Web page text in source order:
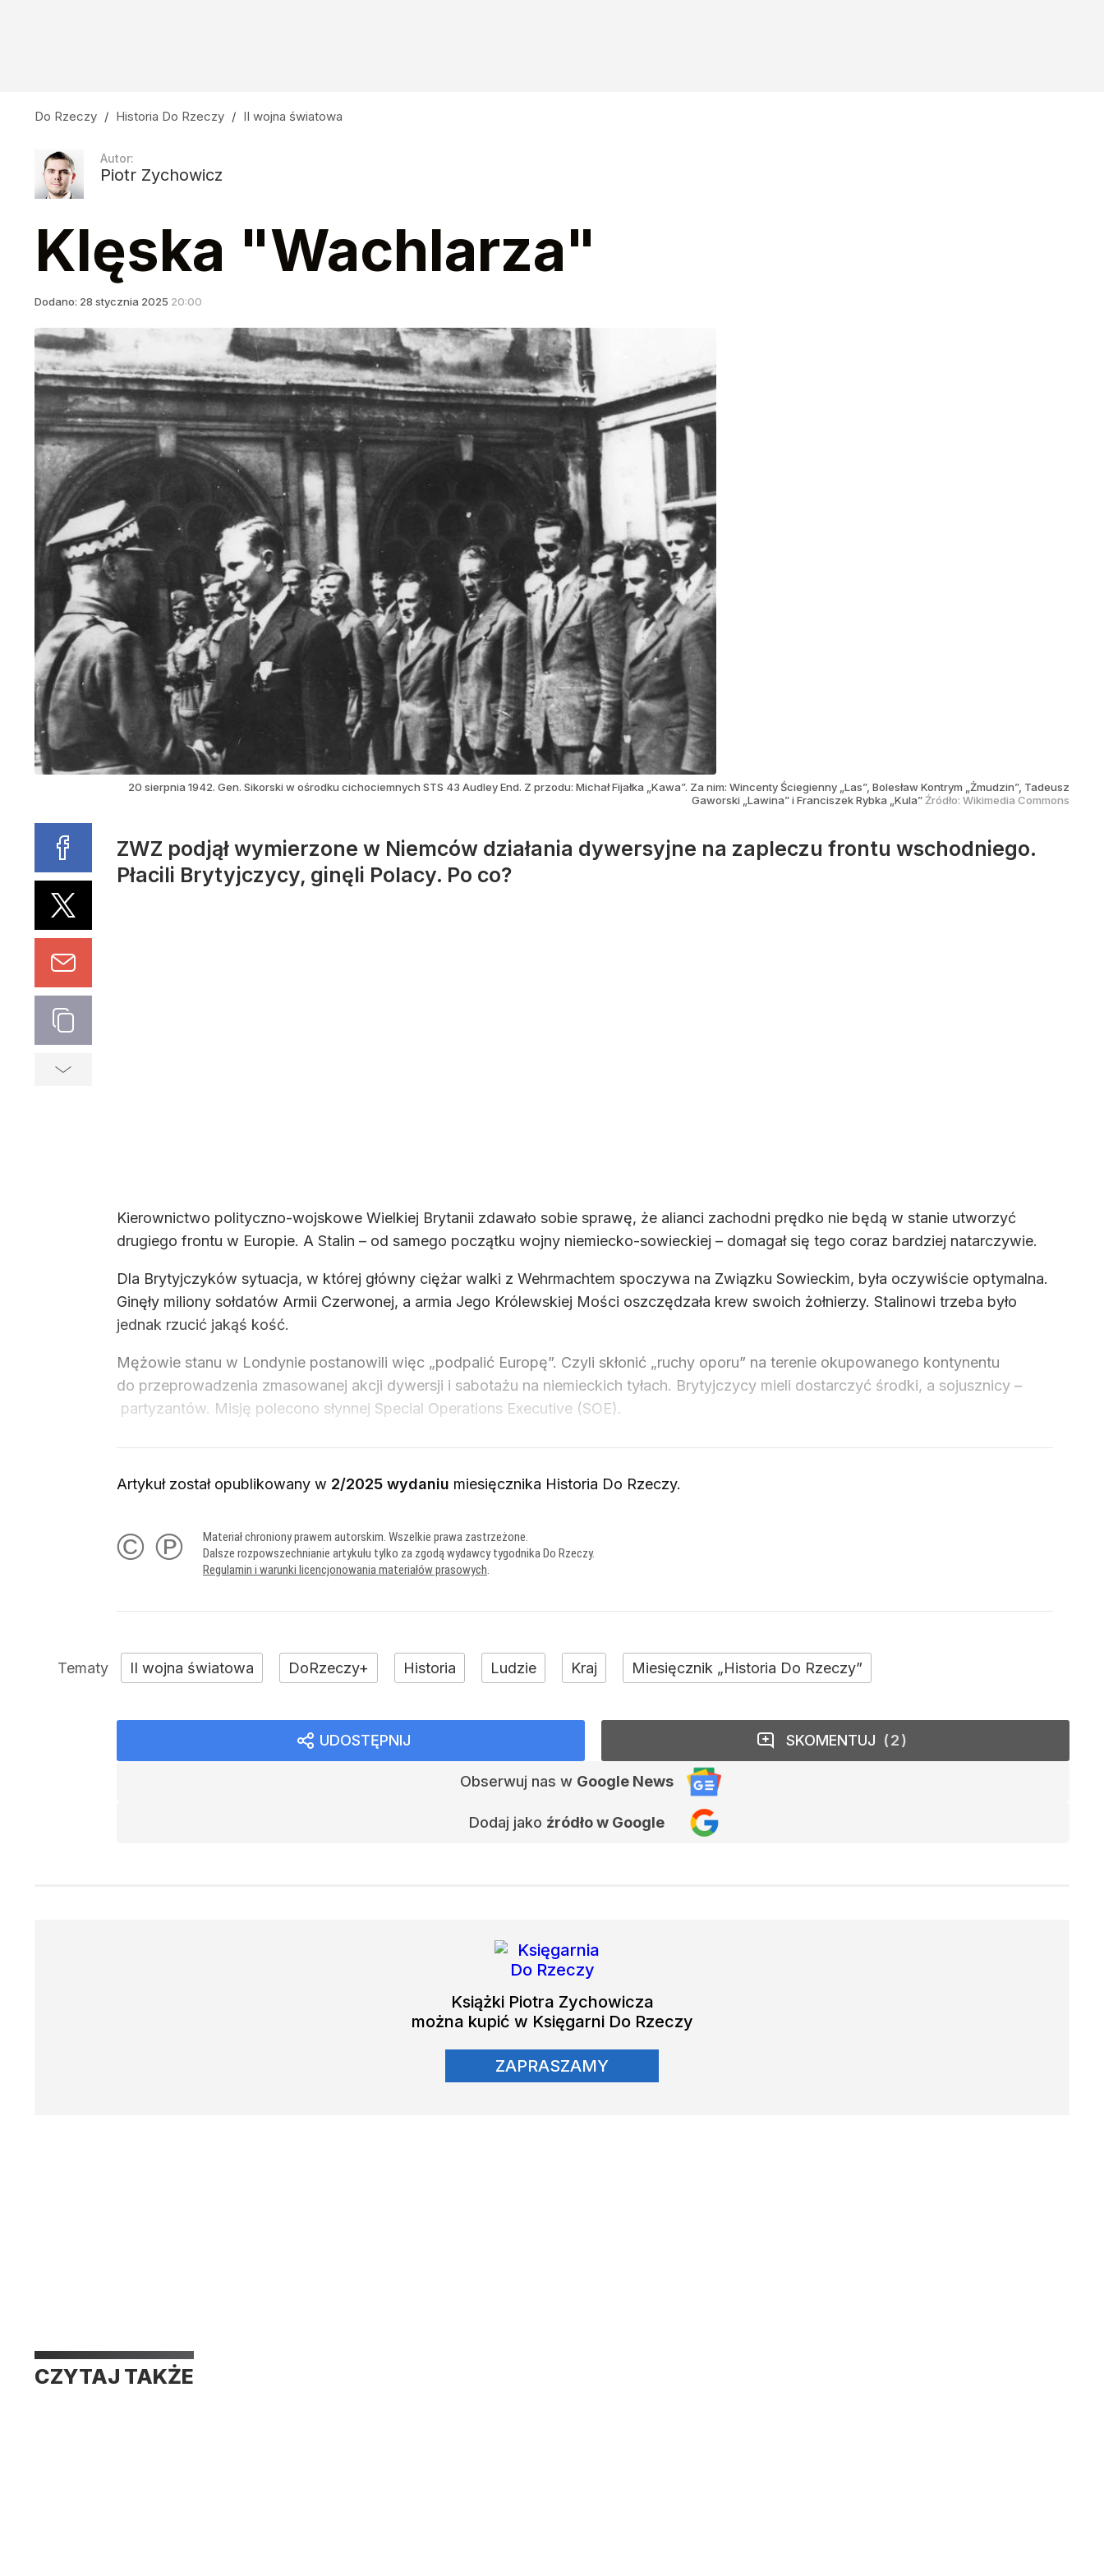
Do Rzeczy / Historia Do Rzeczy / II wojna światowa
Autor:
Piotr Zychowicz
Klęska "Wachlarza"
Dodano: 28 stycznia 2025 20:00
20 sierpnia 1942. Gen. Sikorski w ośrodku cichociemnych STS 43 Audley End. Z przodu: Michał Fijałka „Kawa”. Za nim: Wincenty Ściegienny „Las”, Bolesław Kontrym „Żmudzin”, Tadeusz
Gaworski „Lawina” i Franciszek Rybka „Kula” Źródło: Wikimedia Commons
ZWZ podjął wymierzone w Niemców działania dywersyjne na zapleczu frontu wschodniego.
Płacili Brytyjczycy, ginęli Polacy. Po co?
Kierownictwo polityczno-wojskowe Wielkiej Brytanii zdawało sobie sprawę, że alianci zachodni prędko nie będą w stanie utworzyć
drugiego frontu w Europie. A Stalin – od samego początku wojny niemiecko-sowieckiej – domagał się tego coraz bardziej natarczywie.
Dla Brytyjczyków sytuacja, w której główny ciężar walki z Wehrmachtem spoczywa na Związku Sowieckim, była oczywiście optymalna.
Ginęły miliony sołdatów Armii Czerwonej, a armia Jego Królewskiej Mości oszczędzała krew swoich żołnierzy. Stalinowi trzeba było
jednak rzucić jakąś kość.
Mężowie stanu w Londynie postanowili więc „podpalić Europę”. Czyli skłonić „ruchy oporu” na terenie okupowanego kontynentu
do przeprowadzenia zmasowanej akcji dywersji i sabotażu na niemieckich tyłach. Brytyjczycy mieli dostarczyć środki, a sojusznicy –
partyzantów. Misję polecono słynnej Special Operations Executive (SOE).
Artykuł został opublikowany w 2/2025 wydaniu miesięcznika Historia Do Rzeczy.
© ℗
Materiał chroniony prawem autorskim. Wszelkie prawa zastrzeżone.
Dalsze rozpowszechnianie artykułu tylko za zgodą wydawcy tygodnika Do Rzeczy.
Regulamin i warunki licencjonowania materiałów prasowych.
II wojna światowa DoRzeczy+ Historia Ludzie Kraj Miesięcznik „Historia Do Rzeczy”
UDOSTĘPNIJ
Obserwuj nas w Google News
Dodaj jako źródło w Google
SKOMENTUJ 2
Książki Piotra Zychowicza
można kupić w Księgarni Do Rzeczy
ZAPRASZAMY
CZYTAJ TAKŻE